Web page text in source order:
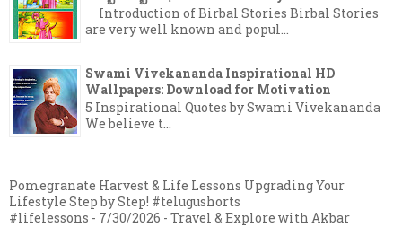
Introduction of Birbal Stories Birbal Stories
are very well known and popul...
Swami Vivekananda Inspirational HD
Wallpapers: Download for Motivation
5 Inspirational Quotes by Swami Vivekananda
We believe t...
Pomegranate Harvest & Life Lessons Upgrading Your
Lifestyle Step by Step! #telugushorts
#lifelessons - 7/30/2026 - Travel & Explore with Akbar